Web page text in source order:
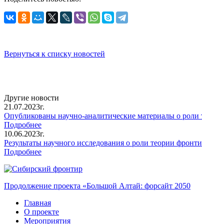
Вернуться к списку новостей
Другие новости
21.07.2023г.
Опубликованы научно-аналитические материалы о
Подробнее
10.06.2023г.
Результаты научного исследования о роли теории
Подробнее
Продолжение проекта «Большой Алтай: форсайт 2050
Главная
О проекте
Мероприятия